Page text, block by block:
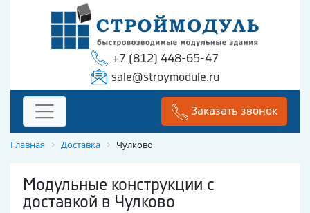
+7 (812) 448-65-47
sale@stroymodule.ru
Заказать звонок
Главная Доставка Чулково
Модульные конструкции с
доставкой в Чулково